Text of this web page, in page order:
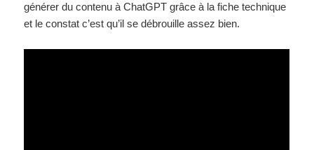
générer du contenu à ChatGPT grâce à la fiche technique
et le constat c’est qu’il se débrouille assez bien.